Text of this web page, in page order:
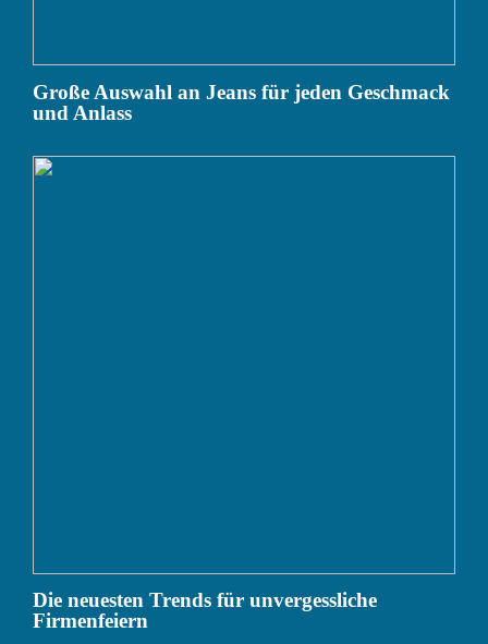
Große Auswahl an Jeans für jeden Geschmack
und Anlass
Die neuesten Trends für unvergessliche
Firmenfeiern